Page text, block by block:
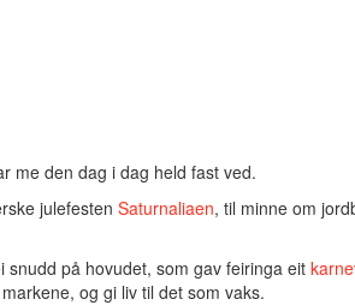
me den dag i dag held fast ved.
julefesten Saturnaliaen, til minne om
på hovudet, som gav feiringa eit
og gi liv til det som vaks.